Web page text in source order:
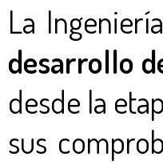
La
desarrollo
desde la
sus